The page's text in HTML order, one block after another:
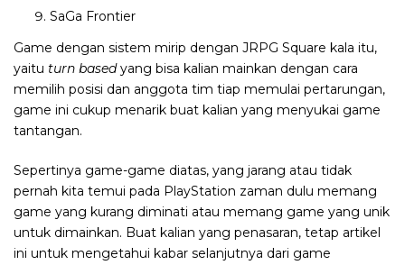
SaGa Frontier
Game dengan sistem mirip dengan JRPG Square kala itu,
yaitu turn basedyang bisa kalian mainkan dengan cara
memilih posisi dan anggota tim tiap memulai pertarungan,
game ini cukup menarik buat kalian yang menyukai game
tantangan.
Sepertinya game-game diatas, yang jarang atau tidak
pernah kita temui pada PlayStation zaman dulu memang
game yang kurang diminati atau memang game yang unik
untuk dimainkan. Buat kalian yang penasaran, tetap artikel
ini untuk mengetahui kabar selanjutnya dari game